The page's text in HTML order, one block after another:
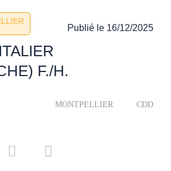
Publié le 16/12/2025
F./H.
MONTPELLIER CDD